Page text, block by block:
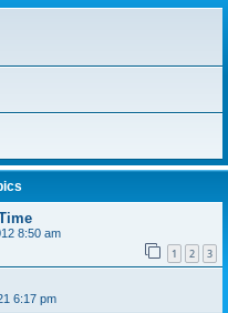
8:50 am
1 2 3
6:17 pm